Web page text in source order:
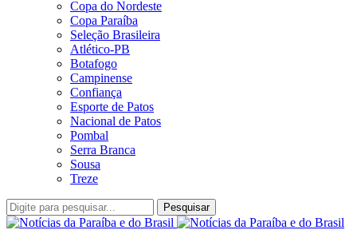
Copa do Nordeste
Copa Paraíba
Seleção Brasileira
Atlético-PB
Botafogo
Campinense
Confiança
Esporte de Patos
Nacional de Patos
Pombal
Serra Branca
Sousa
Treze
Pesquisar